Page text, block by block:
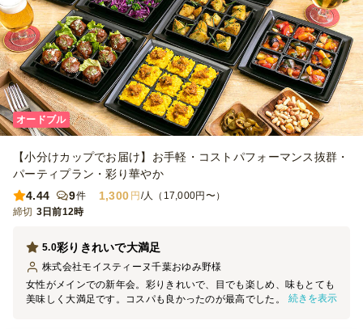
オードブル
【小分けカップでお届け】お手軽・コストパフォーマンス抜群・
パーティプラン・彩り華やか
4.44
9件 1,300 円/人（17,000円〜）
締切 3日前12時
彩りきれいで大満足
5.0
株式会社モイスティーヌ千葉おゆみ野様
女性がメインでの新年会。彩りきれいで、目でも楽しめ、味もとても
美味しく大満足です。コスパも良かったのが最高でした。 おしぼり
続きを表示